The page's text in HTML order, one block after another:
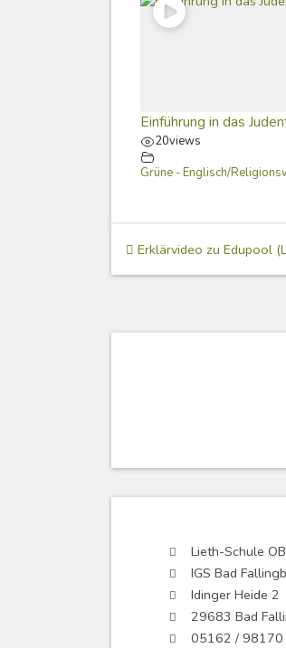
Einführung in das
20views
Grüne - Englisch/
Beitragsnavigation
Erklärvideo zu Edupool
Lieth-Schule
IGS Bad
Idinger Heide 2
29683 Bad
05162 / 98170